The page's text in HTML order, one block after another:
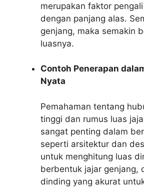
merupakan faktor
dengan panjang alas.
genjang, maka semakin
luasnya.
Contoh Penerapan
Nyata
Pemahaman tentang
tinggi dan rumus luas
sangat penting dalam
seperti arsitektur dan
untuk menghitung luas
berbentuk jajar genjang,
dinding yang akurat